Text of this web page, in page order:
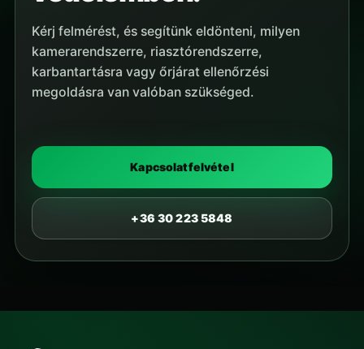
Kérj felmérést, és segítünk eldönteni, milyen
kamerarendszerre, riasztórendszerre,
karbantartásra vagy őrjárat ellenőrzési
megoldásra van valóban szükséged.
Kapcsolatfelvétel
+36 30 223 5848